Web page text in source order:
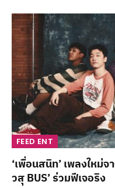
FEED ENT
‘เพื่อนสนิท’ เพลงใหม่
วสุ BUS’ ร่วมฟีเจอริง